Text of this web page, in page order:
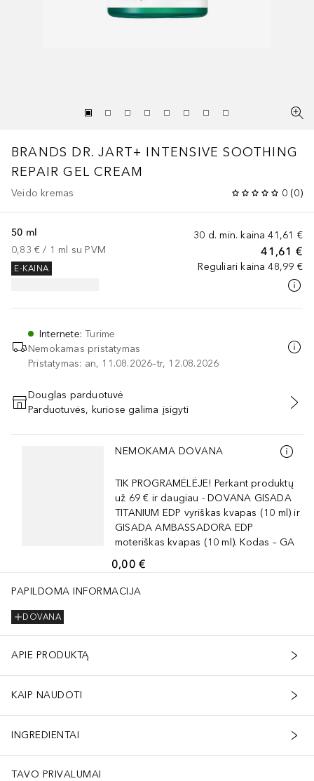
BRANDS DR. JART+ INTENSIVE SOOTHING
REPAIR GEL CREAM
Veido kremas 0 (0)
30 d. min. kaina 41,61 €
41,61 €
Reguliari kaina 48,99 €
50 ml
0,83 € / 1 ml su PVM
E-KAINA
Internete:Turime
Nemokamas pristatymas
Pristatymas: an, 11.08.2026–tr, 12.08.2026
PRIDĖTI Į KREPŠELĮ
Douglas parduotuvė
Parduotuvės, kuriose galima įsigyti
Praleisti slankiklį
NEMOKAMA DOVANA
TIK PROGRAMĖLĖJE! Perkant produktų
už 69 € ir daugiau - DOVANA GISADA
TITANIUM EDP vyriškas kvapas (10 ml) ir
GISADA AMBASSADORA EDP
moteriškas kvapas (10 ml). Kodas – GA
0,00 €
PAPILDOMA INFORMACIJA
DOVANA
APIE PRODUKTĄ
KAIP NAUDOTI
INGREDIENTAI
TAVO PRIVALUMAI